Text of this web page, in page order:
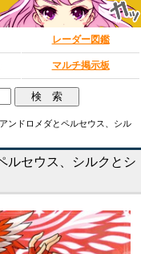
レーダー図鑑
マルチ掲示板
ンドロメダとペルセウス、シル
ルセウス、シルクとシ